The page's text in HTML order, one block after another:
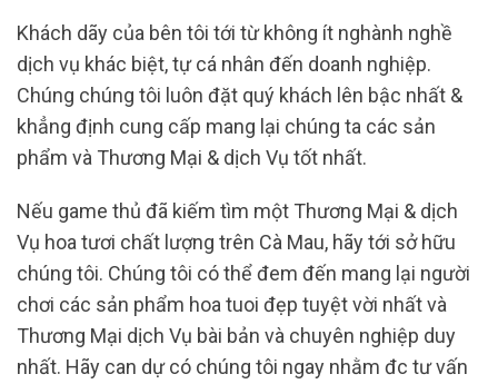
Khách dãy của bên tôi tới từ không ít nghành nghề
dịch vụ khác biệt, tự cá nhân đến doanh nghiệp.
Chúng chúng tôi luôn đặt quý khách lên bậc nhất &
khẳng định cung cấp mang lại chúng ta các sản
phẩm và Thương Mại & dịch Vụ tốt nhất.
Nếu game thủ đã kiếm tìm một Thương Mại & dịch
Vụ hoa tươi chất lượng trên Cà Mau, hãy tới sở hữu
chúng tôi. Chúng tôi có thể đem đến mang lại người
chơi các sản phẩm hoa tuoi đẹp tuyệt vời nhất và
Thương Mại dịch Vụ bài bản và chuyên nghiệp duy
nhất. Hãy can dự có chúng tôi ngay nhằm đc tư vấn